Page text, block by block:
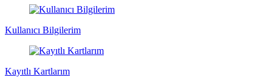
Kullanıcı Bilgilerim
Kayıtlı Kartlarım